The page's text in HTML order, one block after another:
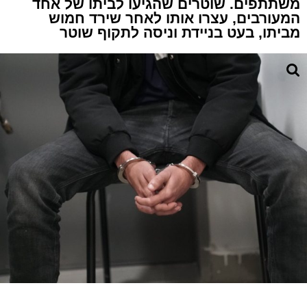
משתתפים. שוטרים שהגיעו לביתו של אחד
המעורבים, עצרו אותו לאחר שירד חמוש
מביתו, בעט בניידת וניסה לתקוף שוטר